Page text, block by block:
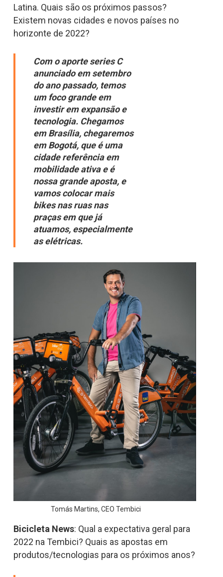
Latina. Quais são os próximos passos?
Existem novas cidades e novos países no
horizonte de 2022?
Com o aporte series C
anunciado em setembro
do ano passado, temos
um foco grande em
investir em expansão e
tecnologia. Chegamos
em Brasília, chegaremos
em Bogotá, que é uma
cidade referência em
mobilidade ativa e é
nossa grande aposta, e
vamos colocar mais
bikes nas ruas nas
praças em que já
atuamos, especialmente
as elétricas.
Tomás Martins, CEO Tembici
Bicicleta News: Qual a expectativa geral para
2022 na Tembici? Quais as apostas em
produtos/tecnologias para os próximos anos?